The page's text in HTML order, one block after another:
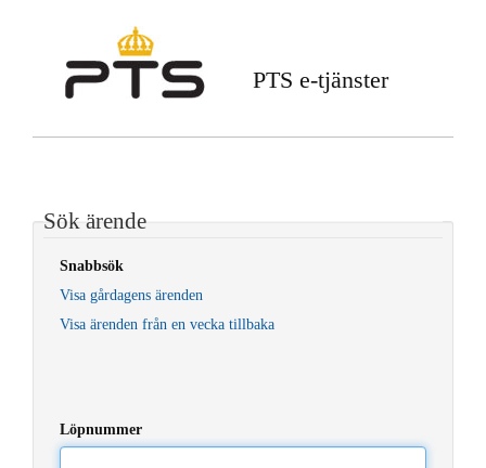
PTS e-tjänster
Sök ärende
Snabbsök
Visa gårdagens ärenden
Visa ärenden från en vecka tillbaka
Löpnummer